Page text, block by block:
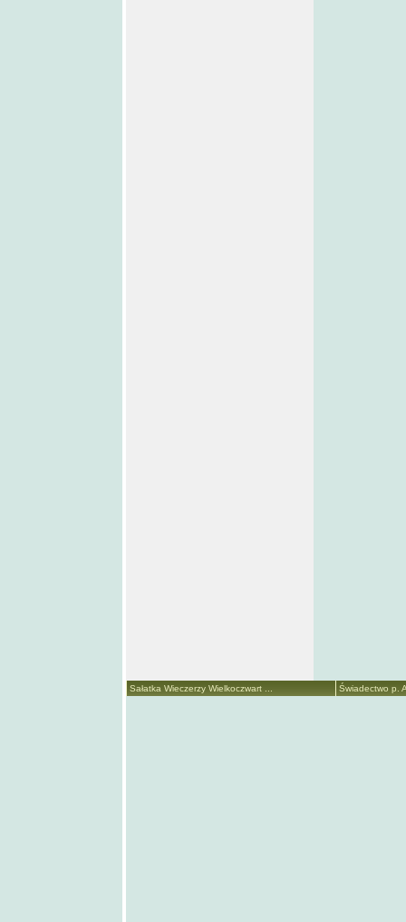
Sałatka Wieczerzy Wielkoczwart ... Świadectwo p.